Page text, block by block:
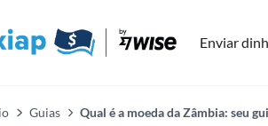
Enviar
Guias Qual é a moeda da Zâmbia: seu